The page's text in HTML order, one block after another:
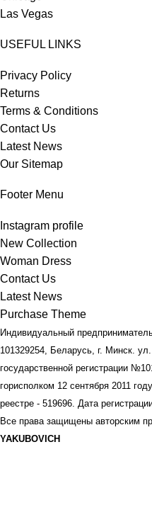
Las Vegas
USEFUL LINKS
Privacy Policy
Returns
Terms & Conditions
Contact Us
Latest News
Our Sitemap
Footer Menu
Instagram profile
New Collection
Woman Dress
Contact Us
Latest News
Purchase Theme
Индивидуальный
101329254, Беларусь, г. Минск.
государственной регистрации
горисполком 12 сентября 2011
реестре - 519696. Дата
Все права защищены авторским
YAKUBOVICH